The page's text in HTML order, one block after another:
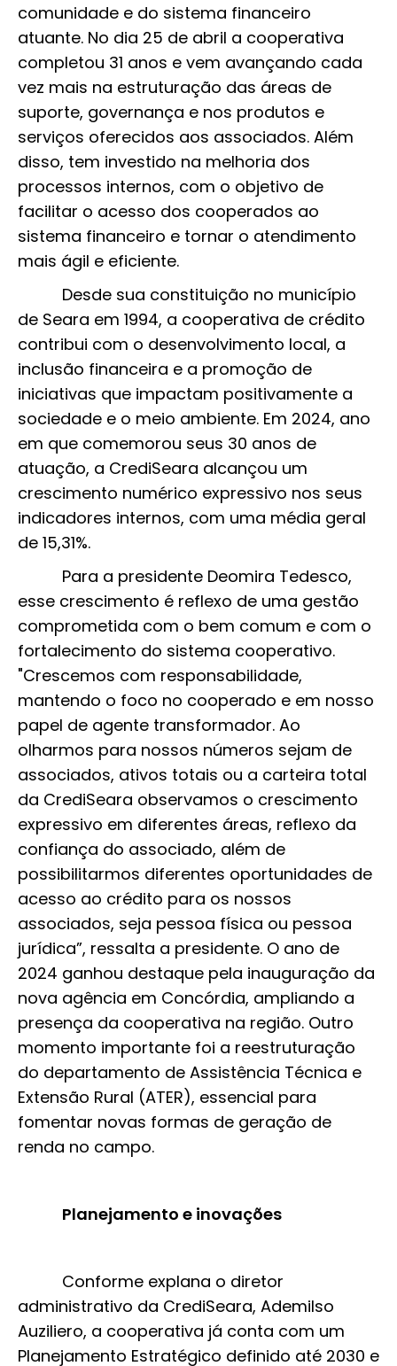
comunidade e do sistema financeiro
atuante. No dia 25 de abril a cooperativa
completou 31 anos e vem avançando cada
vez mais na estruturação das áreas de
suporte, governança e nos produtos e
serviços oferecidos aos associados. Além
disso, tem investido na melhoria dos
processos internos, com o objetivo de
facilitar o acesso dos cooperados ao
sistema financeiro e tornar o atendimento
mais ágil e eficiente.
Desde sua constituição no município
de Seara em 1994, a cooperativa de crédito
contribui com o desenvolvimento local, a
inclusão financeira e a promoção de
iniciativas que impactam positivamente a
sociedade e o meio ambiente. Em 2024, ano
em que comemorou seus 30 anos de
atuação, a CrediSeara alcançou um
crescimento numérico expressivo nos seus
indicadores internos, com uma média geral
de 15,31%.
Para a presidente Deomira Tedesco,
esse crescimento é reflexo de uma gestão
comprometida com o bem comum e com o
fortalecimento do sistema cooperativo.
"Crescemos com responsabilidade,
mantendo o foco no cooperado e em nosso
papel de agente transformador. Ao
olharmos para nossos números sejam de
associados, ativos totais ou a carteira total
da CrediSeara observamos o crescimento
expressivo em diferentes áreas, reflexo da
confiança do associado, além de
possibilitarmos diferentes oportunidades de
acesso ao crédito para os nossos
associados, seja pessoa física ou pessoa
jurídica”, ressalta a presidente. O ano de
2024 ganhou destaque pela inauguração da
nova agência em Concórdia, ampliando a
presença da cooperativa na região. Outro
momento importante foi a reestruturação
do departamento de Assistência Técnica e
Extensão Rural (ATER), essencial para
fomentar novas formas de geração de
renda no campo.
Planejamento e inovações
Conforme explana o diretor
administrativo da CrediSeara, Ademilso
Auziliero, a cooperativa já conta com um
Planejamento Estratégico definido até 2030 e